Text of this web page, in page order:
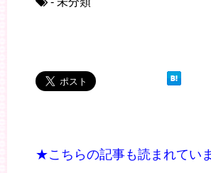
★こちらの記事も読まれてい